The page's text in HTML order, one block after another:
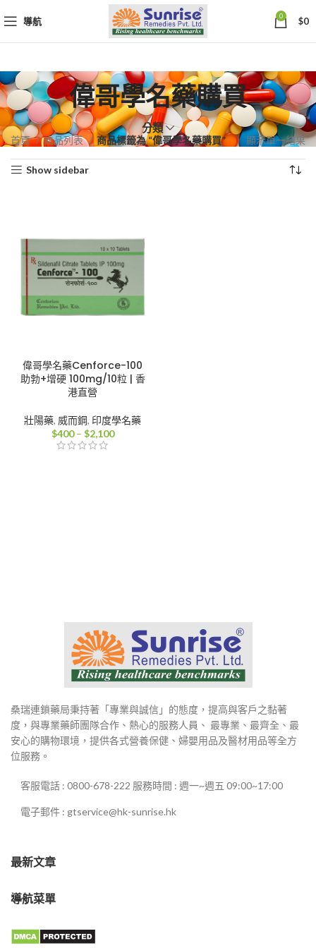
導航 0 $0
偉哥學名藥購買
分類
首頁 商品列表 商品標籤為 “偉哥學名藥購買” 顯示單一結果
Show sidebar
偉哥學名藥Cenforce-100
助勃+增硬 100mg/10粒 | 香
港直營
壯陽藥, 威而鋼, 印度學名藥
$400 – $2,100價
桑瑞連鎖藥局秉持著「專業與誠信」的態度，提高與客戶之黏著
度，與專業藥師團隊合作、熱心的服務人員、 最專業、最齊全、最
安心的購物環境，提供各式營養保健、婦嬰用品及醫材用品等全方
位服務。
客服電話 : 0800-678-222 服務時間 : 週一~週五 09:00~17:00
電子郵件 : gtservice@hk-sunrise.hk
最新文章
導航菜單